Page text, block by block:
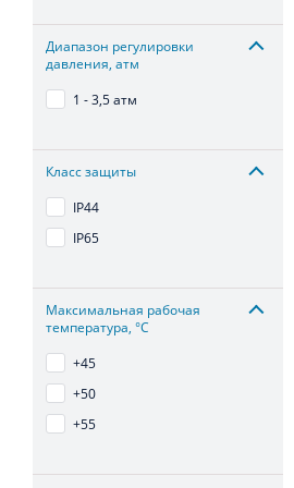
Диапазон регулировки
давления, атм
1 - 3,5 атм
Класс защиты
IP44
IP65
Максимальная рабочая
температура, °С
+45
+50
+55